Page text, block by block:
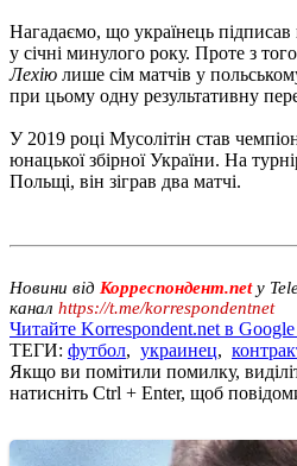
Нагадаємо, що українець підписав
у січні минулого року. Проте з
Лехію лише сім матчів у
при цьому одну результативну
У 2019 році Мусолітін став
юнацької збірної України. На
Польщі, він зіграв два матчі.
Новини від Корреспондент.netу
канал https://t.me/korrespondentnet
Читайте Korrespondent.net в
ТЕГИ: футбол, украинец,
Якщо ви помітили помилку,
натисніть Ctrl + Enter, щоб